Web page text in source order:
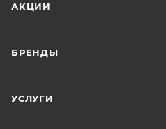
АКЦИИ
БРЕНДЫ
УСЛУГИ